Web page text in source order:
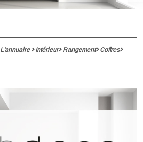
L'annuaire Intérieur Rangement Coffres